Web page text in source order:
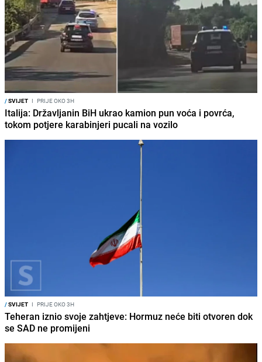
/SVIJET I PRIJE OKO 3H
Italija: Državljanin BiH ukrao kamion pun voća i povrća,
tokom potjere karabinjeri pucali na vozilo
/SVIJET I PRIJE OKO 3H
Teheran iznio svoje zahtjeve: Hormuz neće biti otvoren dok
se SAD ne promijeni